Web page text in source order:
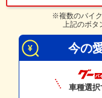
※複数のバイク
上記のボタ
今の
車種選択